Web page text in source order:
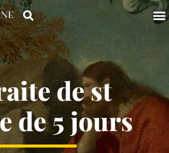
de st
de 5 jours